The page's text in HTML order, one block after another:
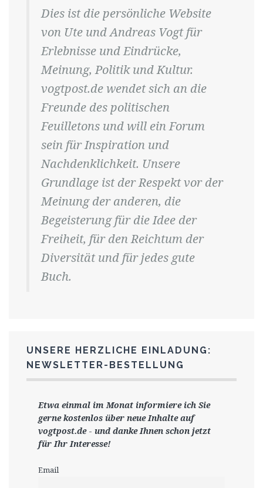
Dies ist die persönliche Website
von Ute und Andreas Vogt für
Erlebnisse und Eindrücke,
Meinung, Politik und Kultur.
vogtpost.de wendet sich an die
Freunde des politischen
Feuilletons und will ein Forum
sein für Inspiration und
Nachdenklichkeit. Unsere
Grundlage ist der Respekt vor der
Meinung der anderen, die
Begeisterung für die Idee der
Freiheit, für den Reichtum der
Diversität und für jedes gute
Buch.
UNSERE HERZLICHE EINLADUNG:
NEWSLETTER-BESTELLUNG
Etwa einmal im Monat informiere ich Sie
gernekostenlos über neue Inhalte auf
vogtpost.de- und danke Ihnen schon jetzt
für Ihr Interesse!
Email